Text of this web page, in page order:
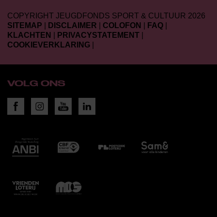
COPYRIGHT JEUGDFONDS SPORT & CULTUUR 2026
SITEMAP
DISCLAIMER COLOFON FAQ
KLACHTEN
PRIVACYSTATEMENT
COOKIEVERKLARING
VOLG ONS